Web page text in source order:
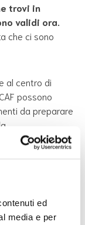
ed
media e per
trovi in
validi ora.
che ci sono
al centro di
possono
da preparare